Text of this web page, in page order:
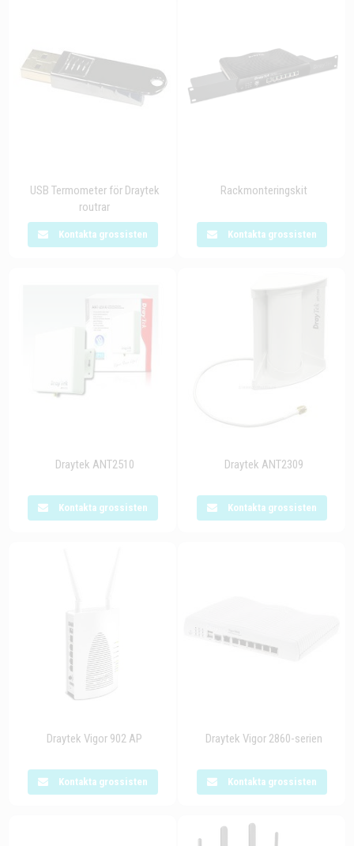
USB Termometer för Draytek
routrar
Kontakta grossisten
Rackmonteringskit
Kontakta grossisten
Draytek ANT2510
Kontakta grossisten
Draytek ANT2309
Kontakta grossisten
Draytek Vigor 902 AP
Kontakta grossisten
Draytek Vigor 2860-serien
Kontakta grossisten